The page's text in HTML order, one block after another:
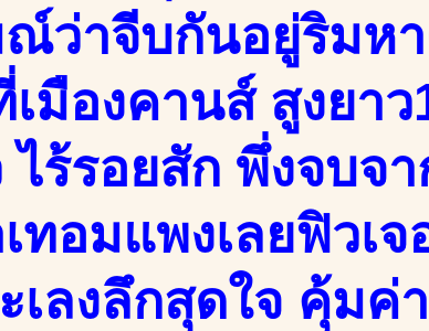
ว่าจีบกันอยู่ริมห
มืองคานส์ สูงยา
ไร้รอยสัก พึ่งจบจ
ทอมแพงเลยฟิวเ
เลงลึกสุดใจ คุ้มค่